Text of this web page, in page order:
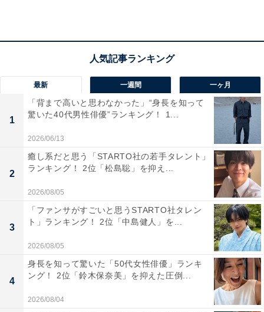
と思うからです」（30代女性／神奈川県）
「鼻がスッとしていて、輪郭も綺麗な流れで、眉毛
とのバランスがいいから」（40代女性／山口県）
最新 一週間 一ヶ月
1
「背まで高いと思わなかった」“身長を知って
驚いた40代男性俳優”ランキング！ 1...
2026/06/13
2
癒し系だと思う「STARTO社の若手タレント」
ランキング！ 2位「松島聡」を抑え...
2026/08/05
3
「ファンサがすごいと思うSTARTO社タレン
ト」ランキング！ 2位「中島健人」を...
2026/08/05
4
身長を知って驚いた「50代女性俳優」ランキ
ング！ 2位「鈴木保奈美」を抑えた圧倒...
2026/08/04